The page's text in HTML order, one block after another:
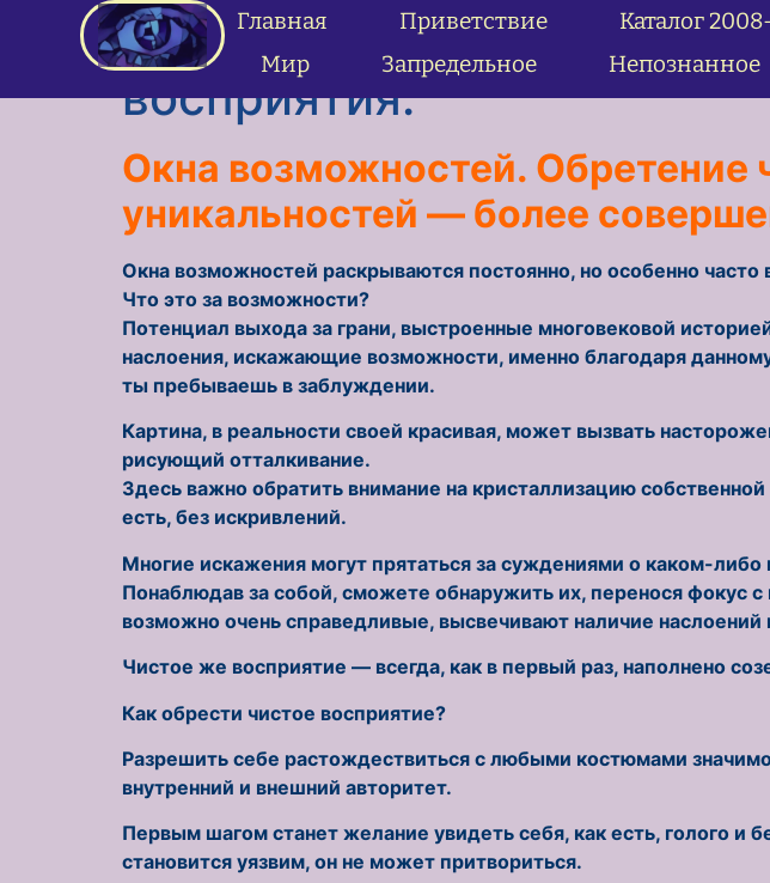
содержимому Главная Приветствие Каталог
Мир
Запредельное Непознанное
24.09.12 Окна
восприятия.
Окна возможностей. Обретение
уникальностей — более
Окна возможностей раскрываются постоянно, но особенно часто
Что это за возможности?
Потенциал выхода за грани, выстроенные многовековой
наслоения, искажающие возможности, именно благодаря
ты пребываешь в заблуждении.
Картина, в реальности своей красивая, может вызвать
рисующий отталкивание.
Здесь важно обратить внимание на кристаллизацию
есть, без искривлений.
Многие искажения могут прятаться за суждениями о каком-
Понаблюдав за собой, сможете обнаружить их, перенося фокус
возможно очень справедливые, высвечивают наличие наслоений
Чистое же восприятие — всегда, как в первый раз, наполнено
Как обрести чистое восприятие?
Разрешить себе растождествиться с любыми костюмами
внутренний и внешний авторитет.
Первым шагом станет желание увидеть себя, как есть, голого и
становится уязвим, он не может притвориться.